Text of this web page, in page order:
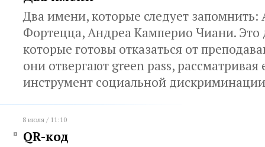
Два имени, которые следует запомнить:
Фортецца, Андреа Камперио Чиани. Это
которые готовы отказаться от
они отвергают green pass, рассматривая
инструмент социальной
8 июля / 11:10
QR-код